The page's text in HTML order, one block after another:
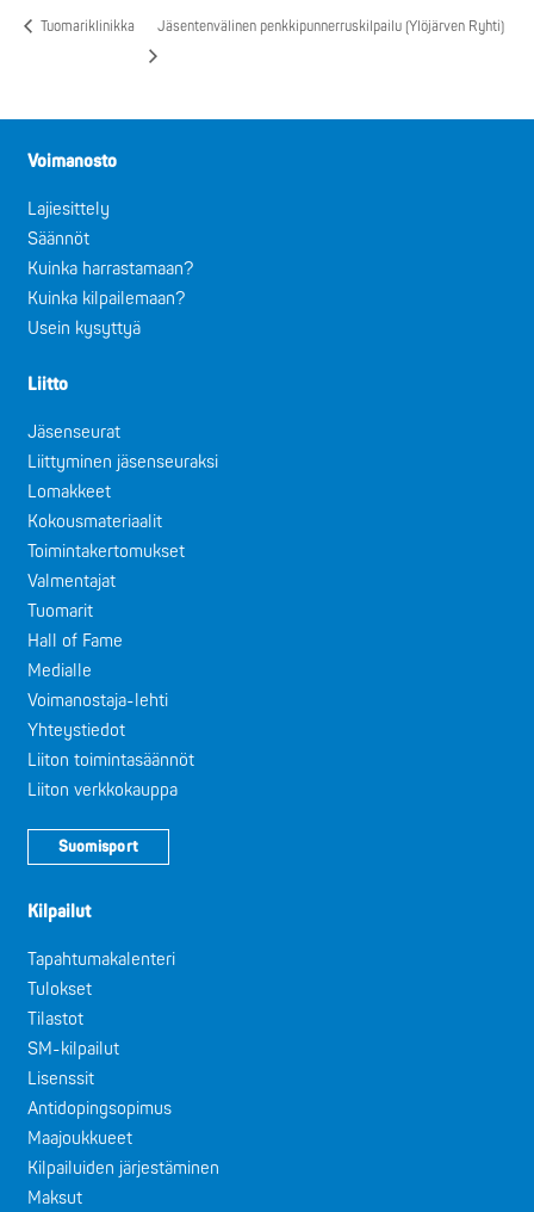
Tuomariklinikka Jäsentenvälinen penkkipunnerruskilpailu (Ylöjärven Ryhti)
Voimanosto
Lajiesittely
Säännöt
Kuinka harrastamaan?
Kuinka kilpailemaan?
Usein kysyttyä
Liitto
Jäsenseurat
Liittyminen jäsenseuraksi
Lomakkeet
Kokousmateriaalit
Toimintakertomukset
Valmentajat
Tuomarit
Hall of Fame
Medialle
Voimanostaja-lehti
Yhteystiedot
Liiton toimintasäännöt
Liiton verkkokauppa
Suomisport
Kilpailut
Tapahtumakalenteri
Tulokset
Tilastot
SM-kilpailut
Lisenssit
Antidopingsopimus
Maajoukkueet
Kilpailuiden järjestäminen
Maksut